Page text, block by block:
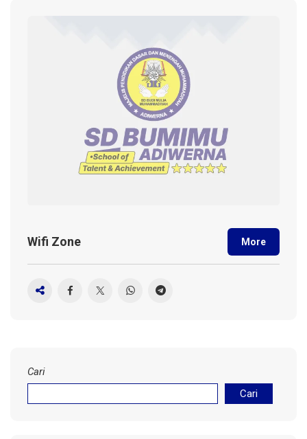
Wifi Zone More
Cari
Cari